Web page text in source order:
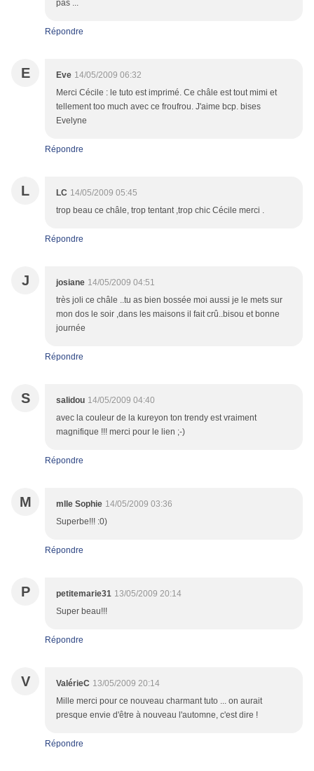
pas ...
Répondre
E Eve 14/05/2009 06:32
Merci Cécile : le tuto est imprimé. Ce châle est tout mimi et
tellement too much avec ce froufrou. J'aime bcp. bises
Evelyne
Répondre
L LC 14/05/2009 05:45
trop beau ce châle, trop tentant ,trop chic Cécile merci .
Répondre
J josiane 14/05/2009 04:51
très joli ce châle ..tu as bien bossée moi aussi je le mets sur
mon dos le soir ,dans les maisons il fait crû..bisou et bonne
journée
Répondre
S salidou 14/05/2009 04:40
avec la couleur de la kureyon ton trendy est vraiment
magnifique !!! merci pour le lien ;-)
Répondre
M mlle Sophie 14/05/2009 03:36
Superbe!!! :0)
Répondre
P petitemarie31 13/05/2009 20:14
Super beau!!!
Répondre
V ValérieC 13/05/2009 20:14
Mille merci pour ce nouveau charmant tuto ... on aurait
presque envie d'être à nouveau l'automne, c'est dire !
Répondre